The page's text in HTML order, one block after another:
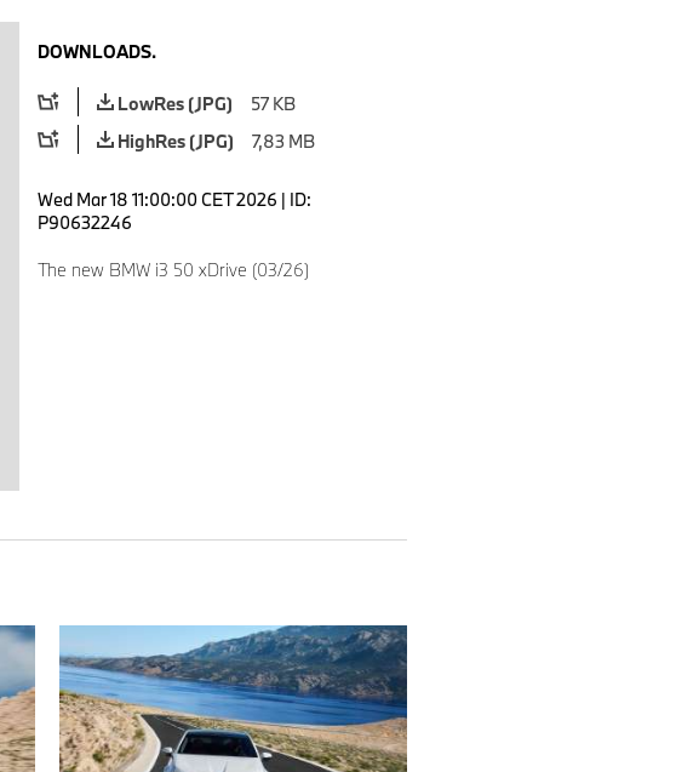
DOWNLOADS.
LowRes (JPG)
57 KB
HighRes (JPG)
7,83 MB
Wed Mar 18 11:00:00 CET 2026 | ID:
P90632246
The new BMW i3 50 xDrive (03/26)